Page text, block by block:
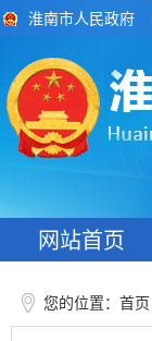
淮南市人民政府
网站首页
您的位置： 首页